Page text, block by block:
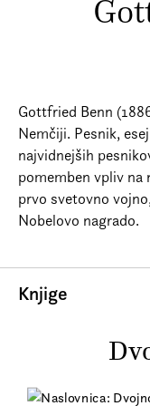
Prijava na e-
Gottfried Benn
Nemčiji. Pesnik,
najvidnejših
pomemben vpliv na
prvo svetovno
Nobelovo nagrado.
Knjige